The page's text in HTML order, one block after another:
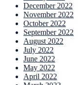
December 2022
November 2022
October 2022
September 2022
August 2022
July 2022
June 2022
May 2022
April 2022